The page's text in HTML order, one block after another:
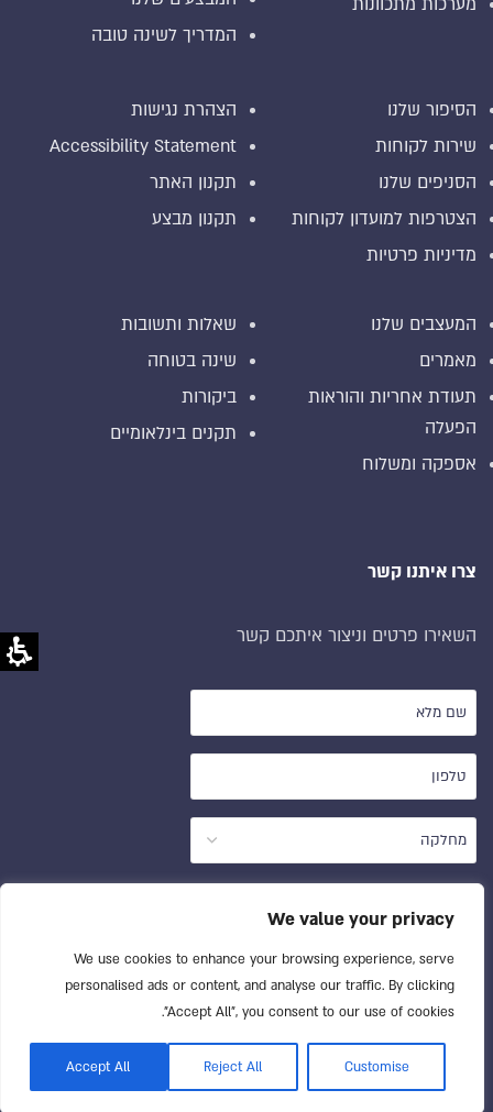
We value your privacy
We use cookies to enhance your browsing experience, serve
personalised ads or content, and analyse our traffic. By clicking
"Accept All", you consent to our use of cookies.
Customise
Reject All
Accept All
המדריך לשינה טובה
הסיפור שלנו
שירות לקוחות
הסניפים שלנו
הצטרפות למועדון לקוחות
מדיניות פרטיות
הצהרת נגישות
Accessibility Statement
תקנון האתר
תקנון מבצע
המעצבים שלנו
מאמרים
תעודת אחריות והוראות
הפעלה
אספקה ומשלוח
שאלות ותשובות
שינה בטוחה
ביקורות
תקנים בינלאומיים
צרו איתנו קשר
השאירו פרטים וניצור איתכם קשר
שם
מלא
*
טלפון
*
מחלקה
ידוע לי שהפרטים שמסרתי לעיל
ייכללו במאגרי המידע של סוויס
סיסטם בהתאם למדיניות הפרטיות